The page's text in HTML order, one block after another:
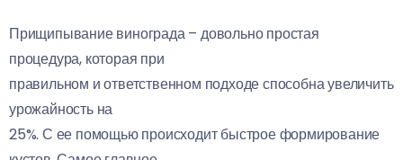
Прищипывание винограда – довольно простая
процедура, которая при
правильном и ответственном подходе способна увеличить
урожайность на
25%. С ее помощью происходит быстрое формирование